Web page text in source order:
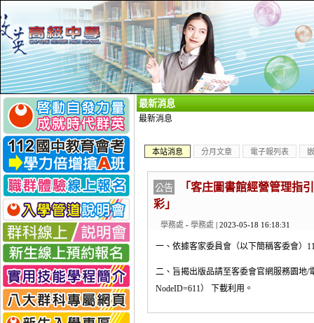
最新消息
最新消息
本站消息 分月文章 電子報列表
公告
「客庄圖書館經營管理指
彩」
學務處 - 學務處 | 2023-05-18 16:18:31
一、依據客家委員會（以下簡稱客委會）
二、旨揭出版品請至客委會官網服務園地/
NodeID=611） 下載利用。